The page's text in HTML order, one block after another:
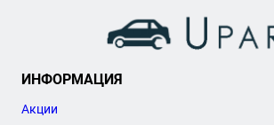
ИНФОРМАЦИЯ
Акции